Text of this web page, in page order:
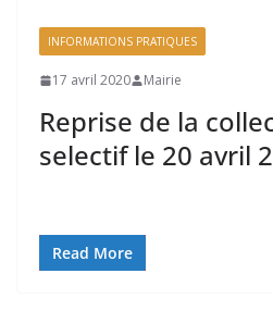
INFORMATIONS PRATIQUES
17 avril 2020 Mairie
Reprise de la
selectif le 20 avril
Read More